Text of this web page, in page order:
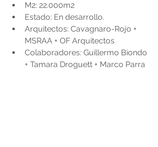
M2: 22.000m2
Estado: En desarrollo.
Arquitectos: Cavagnaro-Rojo +
MSRAA + OF Arquitectos
Colaboradores: Guillermo Biondo
+ Tamara Droguett + Marco Parra